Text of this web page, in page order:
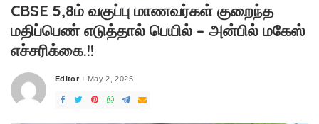
CBSE 5,8ம் வகுப்பு மாணவர்கள் குறைந்த
மதிப்பெண் எடுத்தால் பெயில் – அன்பில் மகேஸ்
எச்சரிக்கை.!!
Posted
Editor May 2, 2025